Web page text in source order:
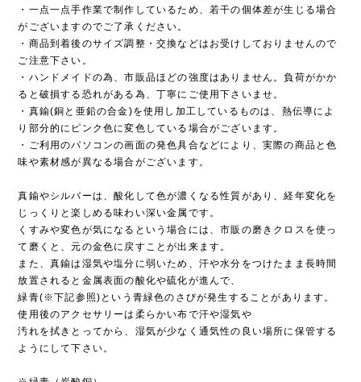
・一点一点手作業で制作しているため、若干の個体差が生じる場合
がございますのでご了承ください。
・商品到着後のサイズ調整・交換などはお受けしておりませんので
ご注意下さい。
・ハンドメイドの為、市販品ほどの強度はありません。負荷がかか
ると破損する恐れがある為、丁寧にご使用下さいませ。
・真鍮(銅と亜鉛の合金)を使用し加工しているものは、熱伝導によ
り部分的にピンク色に変色している場合がございます。
・ご利用のパソコンの画面の発色具合などにより、実際の商品と色
味や素材感が異なる場合がございます。
真鍮やシルバーは、酸化して色が濃くなる性質があり、経年変化を
じっくりと楽しめる味わい深い金属です。
くすみや変色が気になるという場合には、市販の磨きクロスを使っ
て磨くと、元の金色に戻すことが出来ます。
また、真鍮は湿気や塩分に弱いため、汗や水分をつけたまま長時間
放置されると金属表面の酸化や硫化が進んで、
緑青(※下記参照)という青緑色のさびが発生することがあります。
使用後のアクセサリーは柔らかい布で汗や湿気や
汚れを拭きとってから、湿気が少なく通気性の良い場所に保管する
ようにして下さい。